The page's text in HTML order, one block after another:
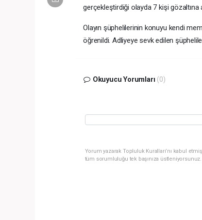
gerçekleştirdiği olayda 7 kişi gözaltına
Olayın şüphelilerinin konuyu kendi
öğrenildi. Adliyeye sevk edilen
Okuyucu Yorumları (0)
Yorum yazarak Topluluk Kuralları’nı kabul
tüm sorumluluğu tek başınıza